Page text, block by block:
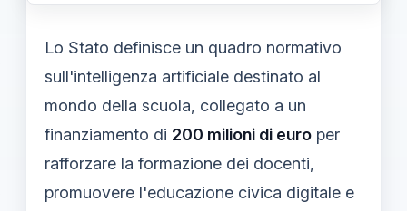
Lo Stato definisce un quadro normativo
sull'intelligenza artificiale destinato al
mondo della scuola, collegato a un
finanziamento di 200 milioni di euro per
rafforzare la formazione dei docenti,
promuovere l'educazione civica digitale e